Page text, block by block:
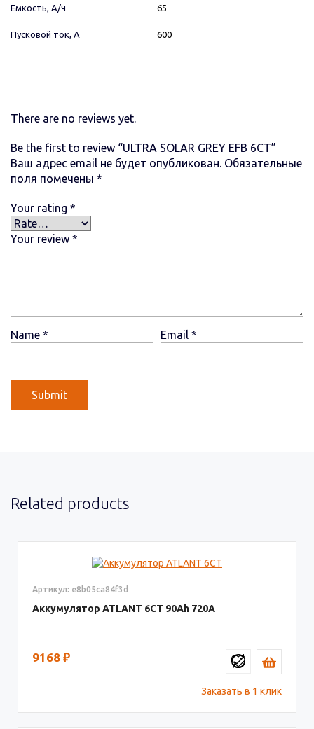
Емкость, А/ч 65
Пусковой ток, А 600
There are no reviews yet.
Be the first to review “ULTRA SOLAR GREY EFB 6СТ”
Ваш адрес email не будет опубликован. Обязательные
поля помечены *
Your rating *
Your review *
Name * Email *
Related products
Артикул: e8b05ca84f3d
Аккумулятор ATLANT 6СТ 90 720
9168 ₽
Заказать в 1 клик